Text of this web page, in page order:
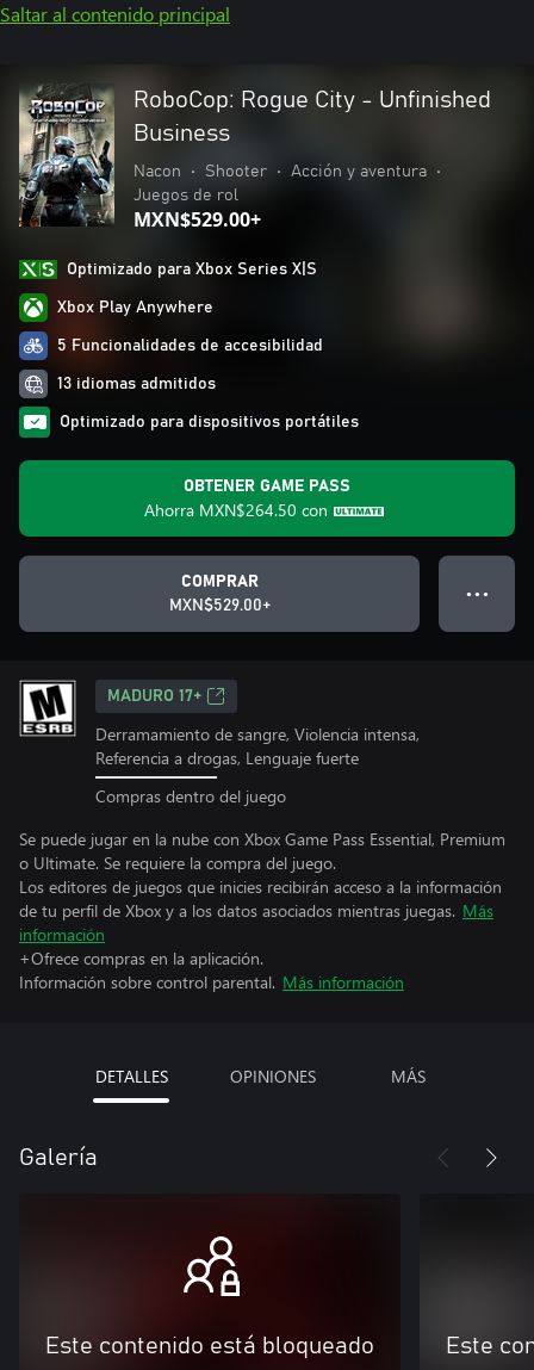
Saltar al contenido principal
RoboCop: Rogue City - Unfinished
Business
Nacon • Shooter • Acción y aventura
•
Juegos de rol
MXN$529.00+
Optimizado para Xbox Series X|S
Xbox Play Anywhere
5 Funcionalidades de accesibilidad
13 idiomas admitidos
Optimizado para dispositivos portátiles
OBTENER GAME PASS
Ahorra MXN$264.50 con
COMPRAR
MXN$529.00+
● ● ●
MADURO 17+
Derramamiento de sangre, Violencia intensa,
Referencia a drogas, Lenguaje fuerte
Compras dentro del juego
Se puede jugar en la nube con Xbox Game Pass Essential, Premium
o Ultimate. Se requiere la compra del juego.
Los editores de juegos que inicies recibirán acceso a la información
de tu perfil de Xbox y a los datos asociados mientras juegas. Más
información
+Ofrece compras en la aplicación.
Información sobre control parental. Más información
DETALLES OPINIONES MÁS
Galería
Este contenido está bloqueado Este